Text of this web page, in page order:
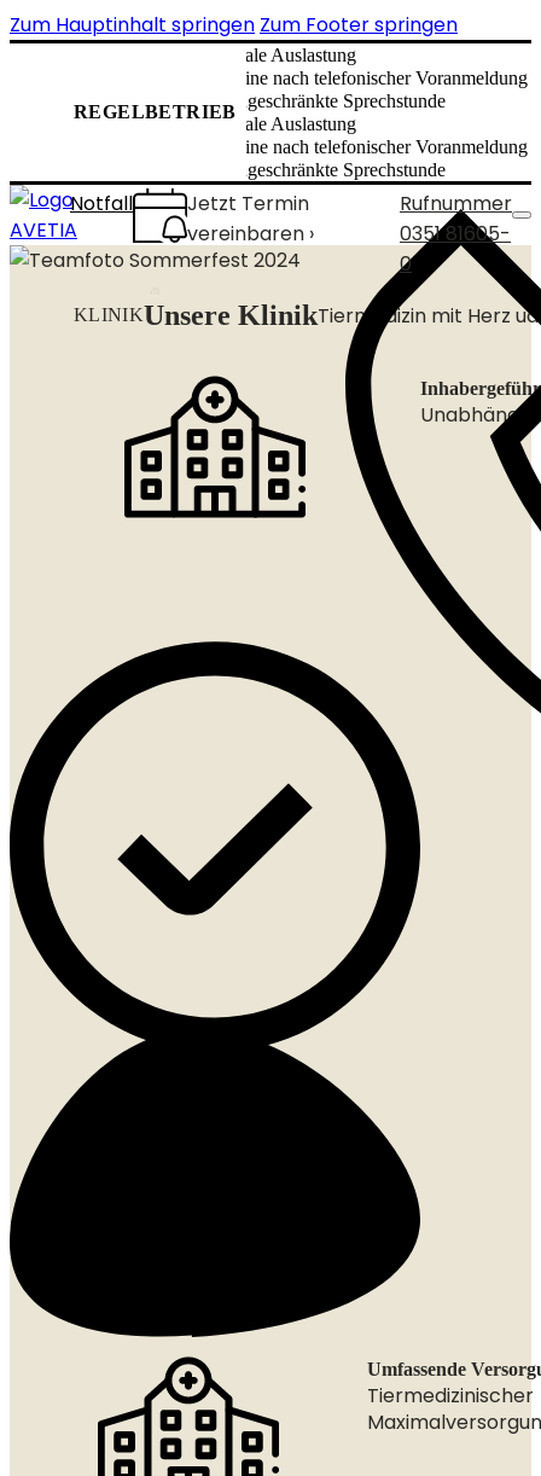
Zum Hauptinhalt springen Zum Footer springen
REGELBETRIEB
✅ normale Auslastung
✅ Termine nach telefonischer Voranmeldung
✅ uneingeschränkte Sprechstunde
✅ normale Auslastung
✅ Termine nach telefonischer Voranmeldung
✅ uneingeschränkte Sprechstunde
Notfall
Jetzt Termin
vereinbaren ›
Rufnummer
0351 81605-
0
KLINIKUnsere KlinikTiermedizin mit Herz
Umfassende
Tiermedizinischer